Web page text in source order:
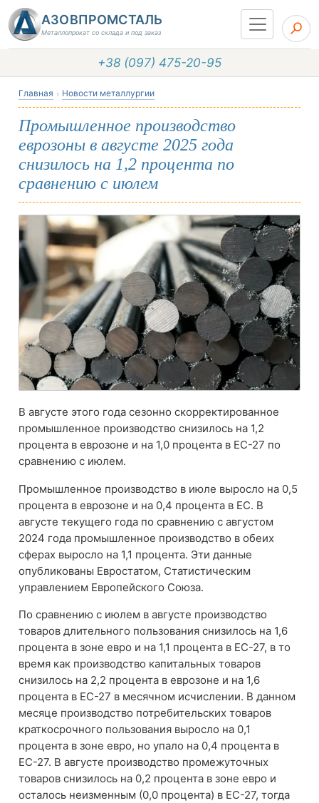
АЗОВПРОМСТАЛЬ
Металлопрокат со склада и под заказ
+38 (097) 475-20-95
Главная Новости металлургии
Промышленное производство
еврозоны в августе 2025 года
снизилось на 1,2 процента по
сравнению с июлем
В августе этого года сезонно скорректированное
промышленное производство снизилось на 1,2
процента в еврозоне и на 1,0 процента в ЕС-27 по
сравнению с июлем.
Промышленное производство в июле выросло на 0,5
процента в еврозоне и на 0,4 процента в ЕС. В
августе текущего года по сравнению с августом
2024 года промышленное производство в обеих
сферах выросло на 1,1 процента. Эти данные
опубликованы Евростатом, Статистическим
управлением Европейского Союза.
По сравнению с июлем в августе производство
товаров длительного пользования снизилось на 1,6
процента в зоне евро и на 1,1 процента в ЕС-27, в то
время как производство капитальных товаров
снизилось на 2,2 процента в еврозоне и на 1,6
процента в ЕС-27 в месячном исчислении. В данном
месяце производство потребительских товаров
краткосрочного пользования выросло на 0,1
процента в зоне евро, но упало на 0,4 процента в
ЕС-27. В августе производство промежуточных
товаров снизилось на 0,2 процента в зоне евро и
осталось неизменным (0,0 процента) в ЕС-27, тогда